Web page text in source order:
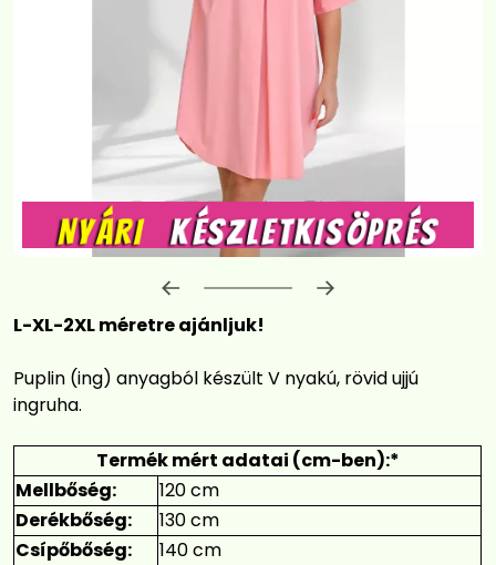
Előrehaladás:
L-XL-2XL méretre ajánljuk!
Puplin (ing) anyagból készült V nyakú, rövid ujjú
ingruha.
Termék mért adatai (cm-ben):*
Mellbőség:
120 cm
Derékbőség:
130 cm
Csípőbőség:
140 cm